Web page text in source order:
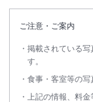
ご注意・ご案内
掲載されている
す。
食事・客室等の写
上記の情報、料